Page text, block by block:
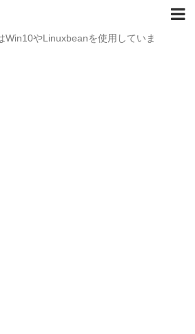
Win10やLinuxbeanを使用していま